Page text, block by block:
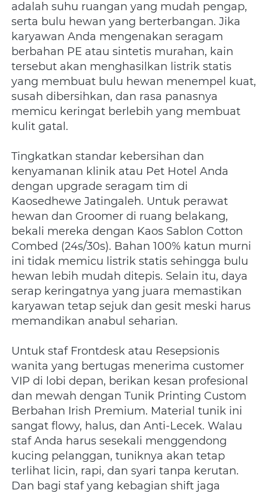
adalah suhu ruangan yang mudah pengap,
serta bulu hewan yang berterbangan. Jika
karyawan Anda mengenakan seragam
berbahan PE atau sintetis murahan, kain
tersebut akan menghasilkan listrik statis
yang membuat bulu hewan menempel kuat,
susah dibersihkan, dan rasa panasnya
memicu keringat berlebih yang membuat
kulit gatal.
Tingkatkan standar kebersihan dan
kenyamanan klinik atau Pet Hotel Anda
dengan upgrade seragam tim di
Kaosedhewe Jatingaleh. Untuk perawat
hewan dan Groomer di ruang belakang,
bekali mereka dengan Kaos Sablon Cotton
Combed (24s/30s). Bahan 100% katun murni
ini tidak memicu listrik statis sehingga bulu
hewan lebih mudah ditepis. Selain itu, daya
serap keringatnya yang juara memastikan
karyawan tetap sejuk dan gesit meski harus
memandikan anabul seharian.
Untuk staf Frontdesk atau Resepsionis
wanita yang bertugas menerima customer
VIP di lobi depan, berikan kesan profesional
dan mewah dengan Tunik Printing Custom
Berbahan Irish Premium. Material tunik ini
sangat flowy, halus, dan Anti-Lecek. Walau
staf Anda harus sesekali menggendong
kucing pelanggan, tuniknya akan tetap
terlihat licin, rapi, dan syari tanpa kerutan.
Dan bagi staf yang kebagian shift jaga